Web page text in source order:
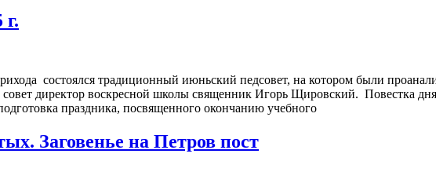
г.
состоялся традиционный июньский педсовет, на котором были
директор воскресной школы священник Игорь Щировский. Повестка дня
праздника, посвященного окончанию учебного
Заговенье на Петров пост